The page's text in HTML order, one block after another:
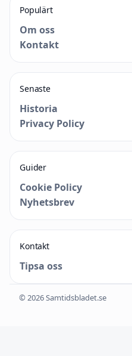
Populärt
Om oss
Kontakt
Senaste
Historia
Privacy Policy
Guider
Cookie Policy
Nyhetsbrev
Kontakt
Tipsa oss
© 2026 Samtidsbladet.se